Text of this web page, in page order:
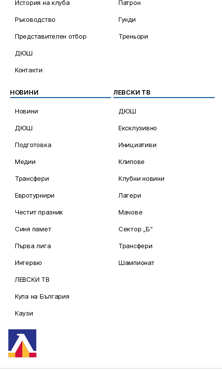
История на клуба
Ръководство
Представителен отбор
ДЮШ
Контакти
Патрон
Гунди
Треньори
НОВИНИ
Новини
ДЮШ
Подготовка
Медии
Трансфери
Евротурнири
Честит празник
Синя памет
Първа лига
Интервю
ЛЕВСКИ ТВ
Купа на България
Каузи
ЛЕВСКИ ТВ
ДЮШ
Ексклузивно
Инициативи
Клипове
Клубни новини
Лагери
Мачове
Сектор „Б“
Трансфери
Шампионат